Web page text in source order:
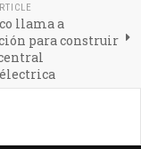
llama a
para construir